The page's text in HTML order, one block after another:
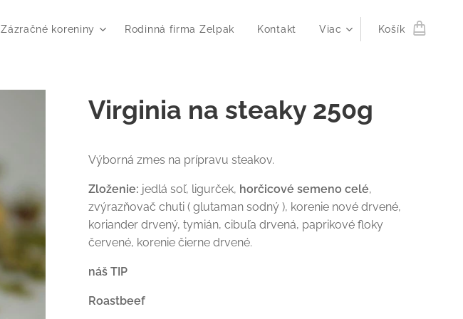
Zázračné koreniny Rodinná firma Zelpak Kontakt Viac Košík
Virginia na steaky 250g
Výborná zmes na prípravu steakov.
Zloženie: jedlá soľ, ligurček, horčicové semeno celé,
zvýrazňovač chuti ( glutaman sodný ), korenie nové drvené,
koriander drvený, tymián, cibuľa drvená, paprikové floky
červené, korenie čierne drvené.
náš TIP
Roastbeef